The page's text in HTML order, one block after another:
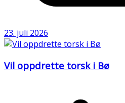
23. juli 2026
Vil oppdrette torsk i Bø